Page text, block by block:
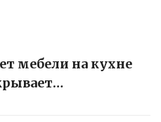
мебели на кухне